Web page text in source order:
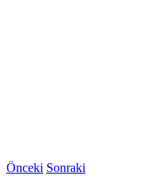
Önceki Sonraki